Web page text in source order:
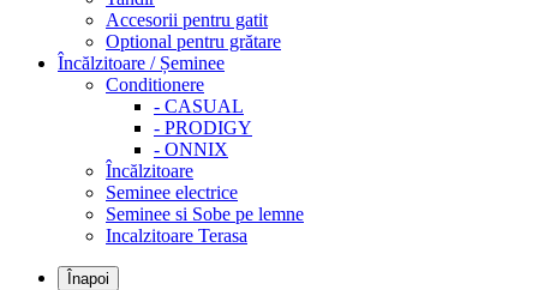
Accesorii pentru gatit
Optional pentru grătare
Încălzitoare / Șeminee
Conditionere
- CASUAL
- PRODIGY
- ONNIX
Încălzitoare
Seminee electrice
Seminee si Sobe pe lemne
Incalzitoare Terasa
Înapoi